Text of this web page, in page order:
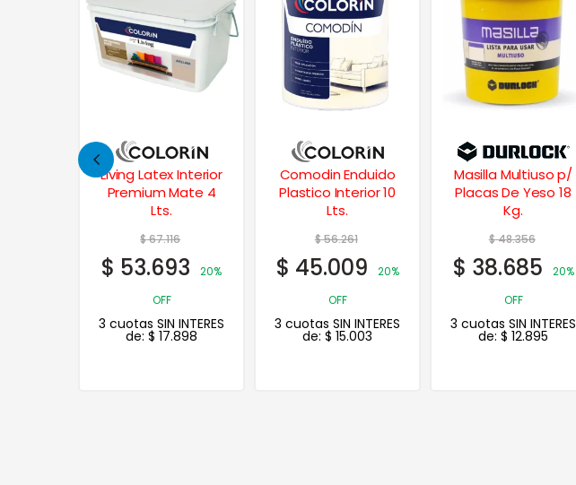
Living Latex Interior
Premium Mate 4
Lts.
$67.116
$ 53.693
20%
OFF
3 cuotas SIN INTERES
de: $ 17.898
Comodin Enduido
Plastico Interior 10
Lts.
$56.261
$ 45.009
20%
OFF
3 cuotas SIN INTERES
de: $ 15.003
Masilla Multiuso p/
Placas De Yeso 18
Kg.
$48.356
$ 38.685
20%
OFF
3 cuotas SIN INTERES
de: $ 12.895